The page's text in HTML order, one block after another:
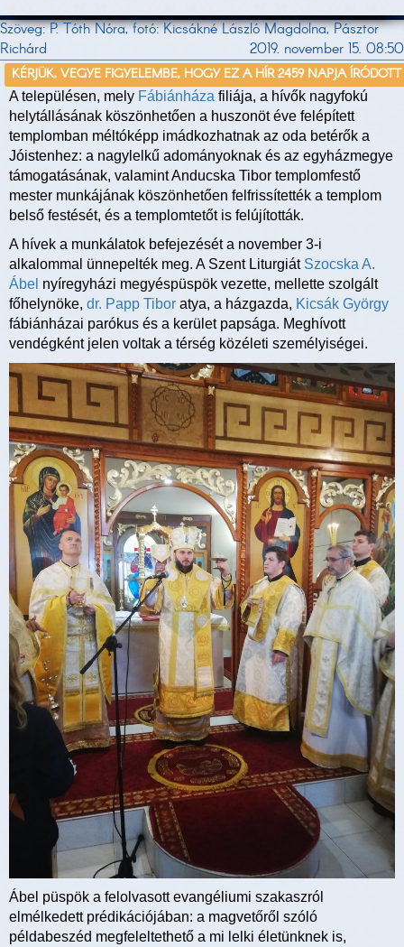
Szöveg: P. Tóth Nóra, fotó: Kicsákné László Magdolna, Pásztor
Richárd
2019. november 15. 08:50
KÉRJÜK, VEGYE FIGYELEMBE, HOGY EZ A HÍR 2459 NAPJA ÍRÓDOTT
A településen, mely Fábiánháza filiája, a hívők nagyfokú
helytállásának köszönhetően a huszonöt éve felépített
templomban méltóképp imádkozhatnak az oda betérők a
Jóistenhez: a nagylelkű adományoknak és az egyházmegye
támogatásának, valamint Anducska Tibor templomfestő
mester munkájának köszönhetően felfrissítették a templom
belső festését, és a templomtetőt is felújították.
A hívek a munkálatok befejezését a november 3-i
alkalommal ünnepelték meg. A Szent Liturgiát Szocska A.
Ábel nyíregyházi megyéspüspök vezette, mellette szolgált
főhelynöke, dr. Papp Tibor atya, a házgazda, Kicsák György
fábiánházai parókus és a kerület papsága. Meghívott
vendégként jelen voltak a térség közéleti személyiségei.
Ábel püspök a felolvasott evangéliumi szakaszról
elmélkedett prédikációjában: a magvetőről szóló
példabeszéd megfeleltethető a mi lelki életünknek is,